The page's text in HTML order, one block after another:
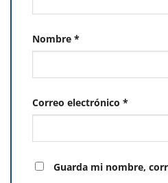
Nombre *
Correo electrónico *
Guarda mi nombre,